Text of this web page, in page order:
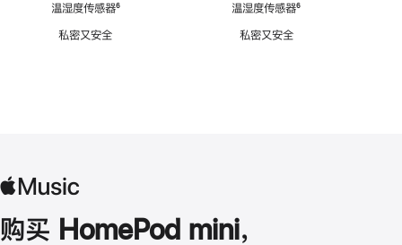
温湿度传感器脚
⁶
私密又安全
温湿度传感器脚
⁶
私密又安全
购买 HomePod mini，